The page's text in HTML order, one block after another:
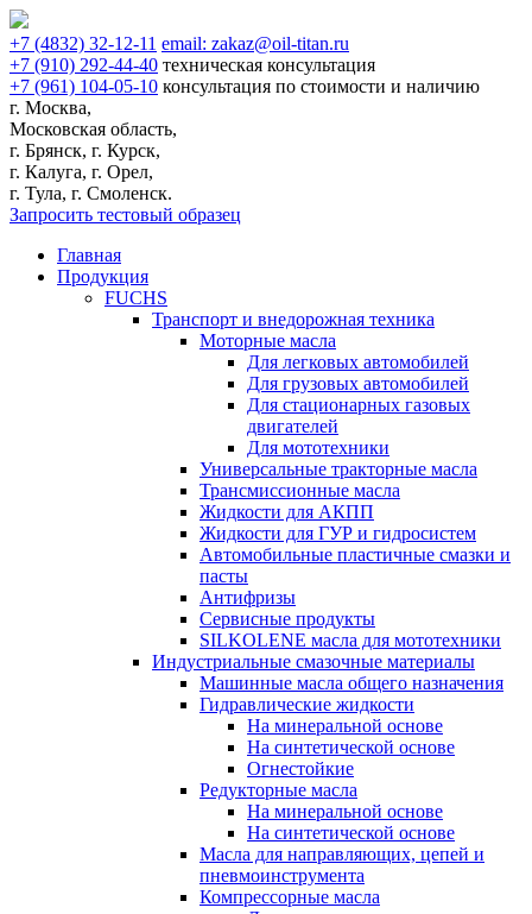
+7 (4832) 32-12-11 email: zakaz@oil-titan.ru
+7 (910) 292-44-40 техническая консультация
+7 (961) 104-05-10 консультация по стоимости и наличию
г. Москва,
Московская область,
г. Брянск, г. Курск,
г. Калуга, г. Орел,
г. Тула, г. Смоленск.
Запросить тестовый образец
Главная
Продукция
FUCHS
Транспорт и внедорожная техника
Моторные масла
Для легковых автомобилей
Для грузовых автомобилей
Для стационарных газовых
двигателей
Для мототехники
Универсальные тракторные масла
Трансмиссионные масла
Жидкости для АКПП
Жидкости для ГУР и гидросистем
Автомобильные пластичные смазки и
пасты
Антифризы
Сервисные продукты
SILKOLENE масла для мототехники
Индустриальные смазочные материалы
Машинные масла общего назначения
Гидравлические жидкости
На минеральной основе
На синтетической основе
Огнестойкие
Редукторные масла
На минеральной основе
На синтетической основе
Масла для направляющих, цепей и
пневмоинструмента
Компрессорные масла